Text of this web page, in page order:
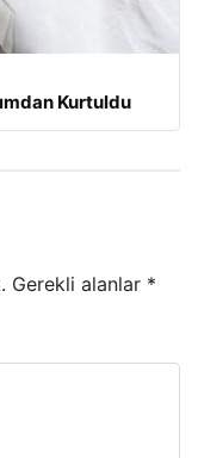
Kurtuldu
Gerekli alanlar *